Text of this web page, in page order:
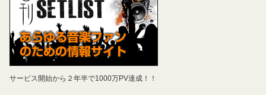
サービス開始から２年半で1000万PV達成！！